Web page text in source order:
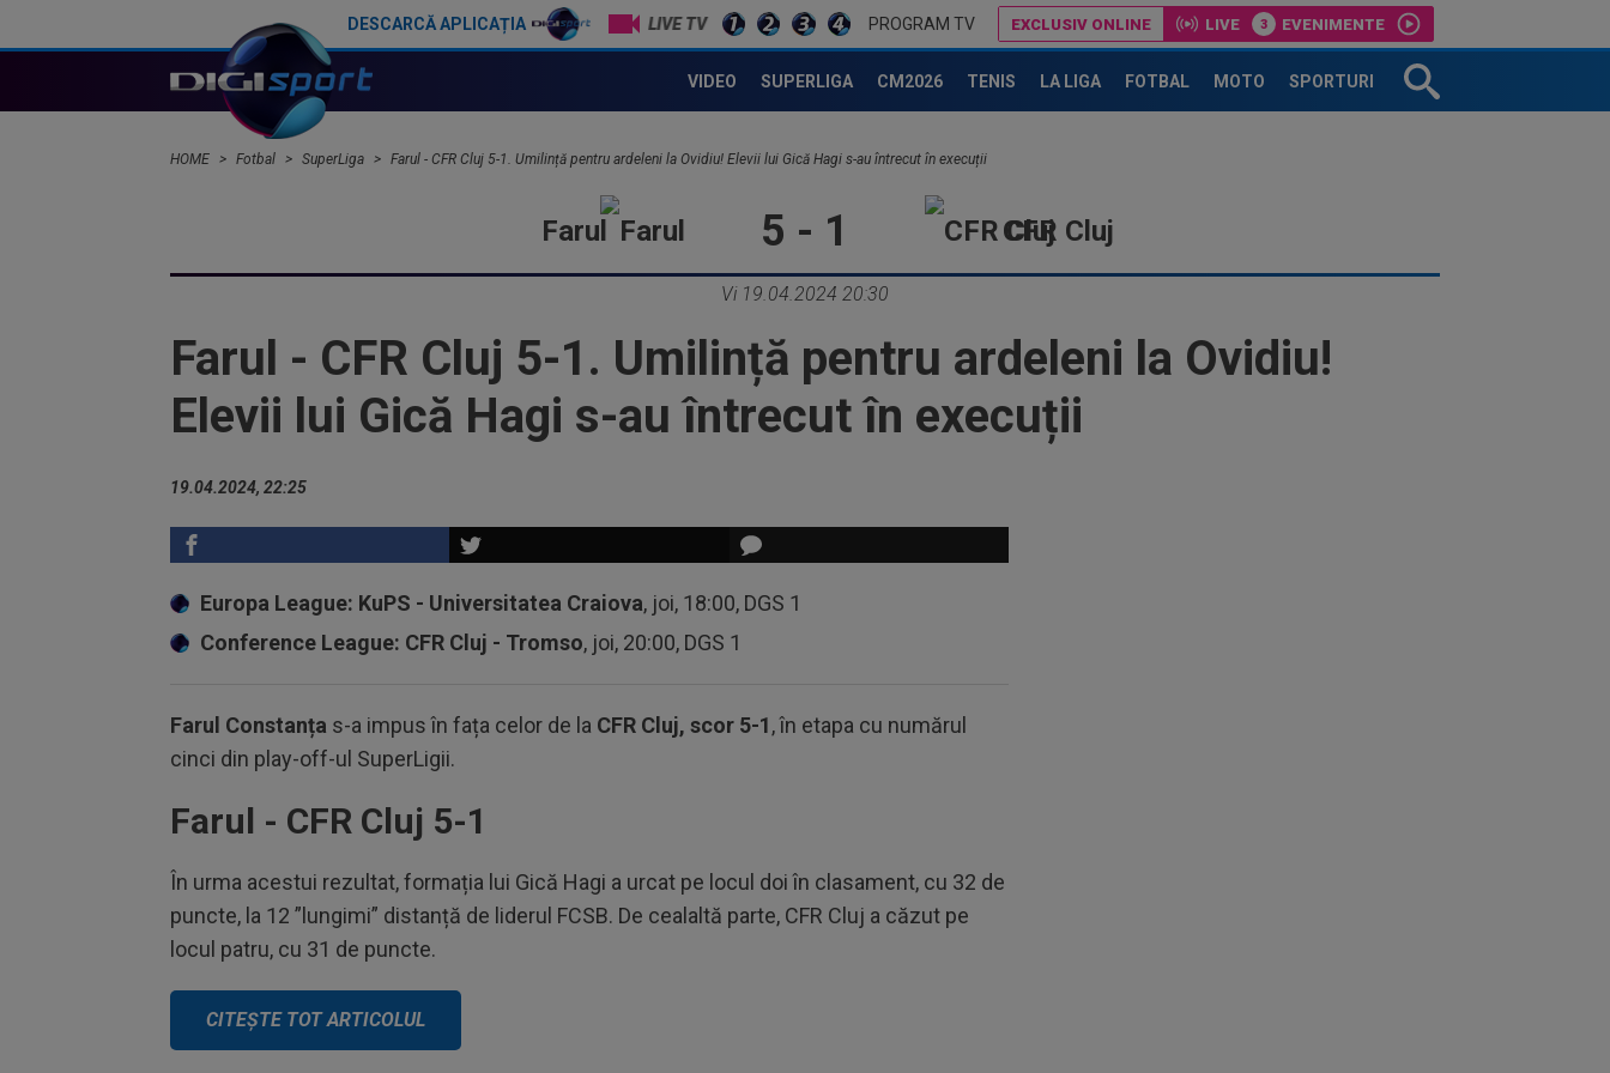
DESCARCĂ APLICAȚIA LIVE TV PROGRAM TV EXCLUSIV ONLINE LIVE EVENIMENTE
VIDEO SUPERLIGA CM2026 TENIS LA LIGA FOTBAL MOTO SPORTURI
HOME Fotbal SuperLiga Farul - CFR Cluj 5-1. Umilință pentru ardeleni la Ovidiu! Elevii lui Gică Hagi s-au întrecut în execuții
Farul 5 - 1 CFR Cluj
Vi 19.04.2024 20:30
Farul - CFR Cluj 5-1. Umilință pentru ardeleni la Ovidiu!
Elevii lui Gică Hagi s-au întrecut în execuții
19.04.2024, 22:25
Europa League: KuPS - Universitatea Craiova, joi, 18:00, DGS 1
Conference League: CFR Cluj - Tromso, joi, 20:00, DGS 1
Farul Constanța s-a impus în fața celor de la CFR Cluj, scor 5-1, în etapa cu numărul
cinci din play-off-ul SuperLigii.
Farul - CFR Cluj 5-1
În urma acestui rezultat, formația lui Gică Hagi a urcat pe locul doi în clasament, cu 32 de
puncte, la 12 ”lungimi” distanță de liderul FCSB. De cealaltă parte, CFR Cluj a căzut pe
locul patru, cu 31 de puncte.